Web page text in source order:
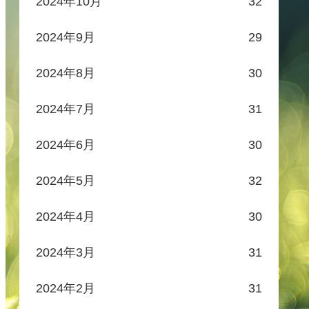
2024年9月 29
2024年8月 30
2024年7月 31
2024年6月 30
2024年5月 32
2024年4月 30
2024年3月 31
2024年2月 31